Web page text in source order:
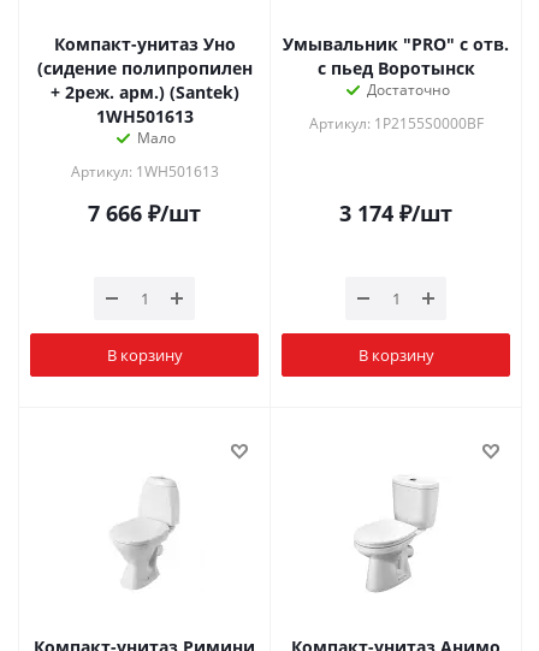
Компакт-унитаз Уно
(сидение полипропилен
+ 2реж. арм.) (Santek)
1WH501613
Мало
Артикул: 1WH501613
7 666 ₽/шт
В корзину
Умывальник "PRO" с отв.
с пьед Воротынск
Достаточно
Артикул: 1P2155S0000BF
3 174 ₽/шт
В корзину